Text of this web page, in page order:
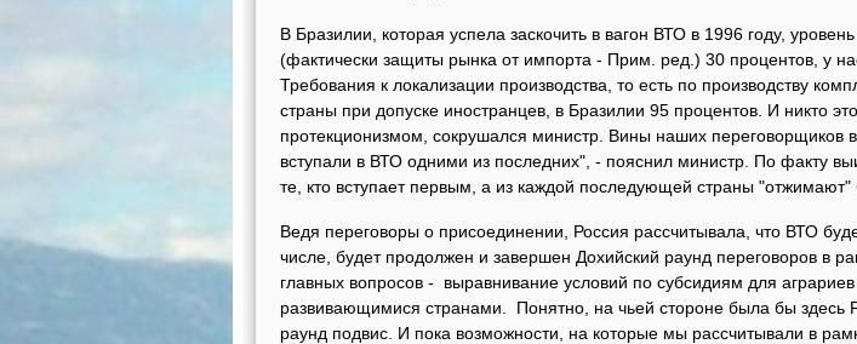
В Бразилии, которая успела заскочить в вагон ВТО в 1996 году,
(фактически защиты рынка от импорта - Прим. ред.) 30 процентов, у
Требования к локализации производства, то есть по производству
страны при допуске иностранцев, в Бразилии 95 процентов. И никто
протекционизмом, сокрушался министр. Вины наших переговорщиков
вступали в ВТО одними из последних", - пояснил министр. По факту
те, кто вступает первым, а из каждой последующей страны "отжимают"
Ведя переговоры о присоединении, Россия рассчитывала, что ВТО
числе, будет продолжен и завершен Дохийский раунд переговоров в
главных вопросов - выравнивание условий по субсидиям для
развивающимися странами. Понятно, на чьей стороне была бы здесь
раунд подвис. И пока возможности, на которые мы рассчитывали в